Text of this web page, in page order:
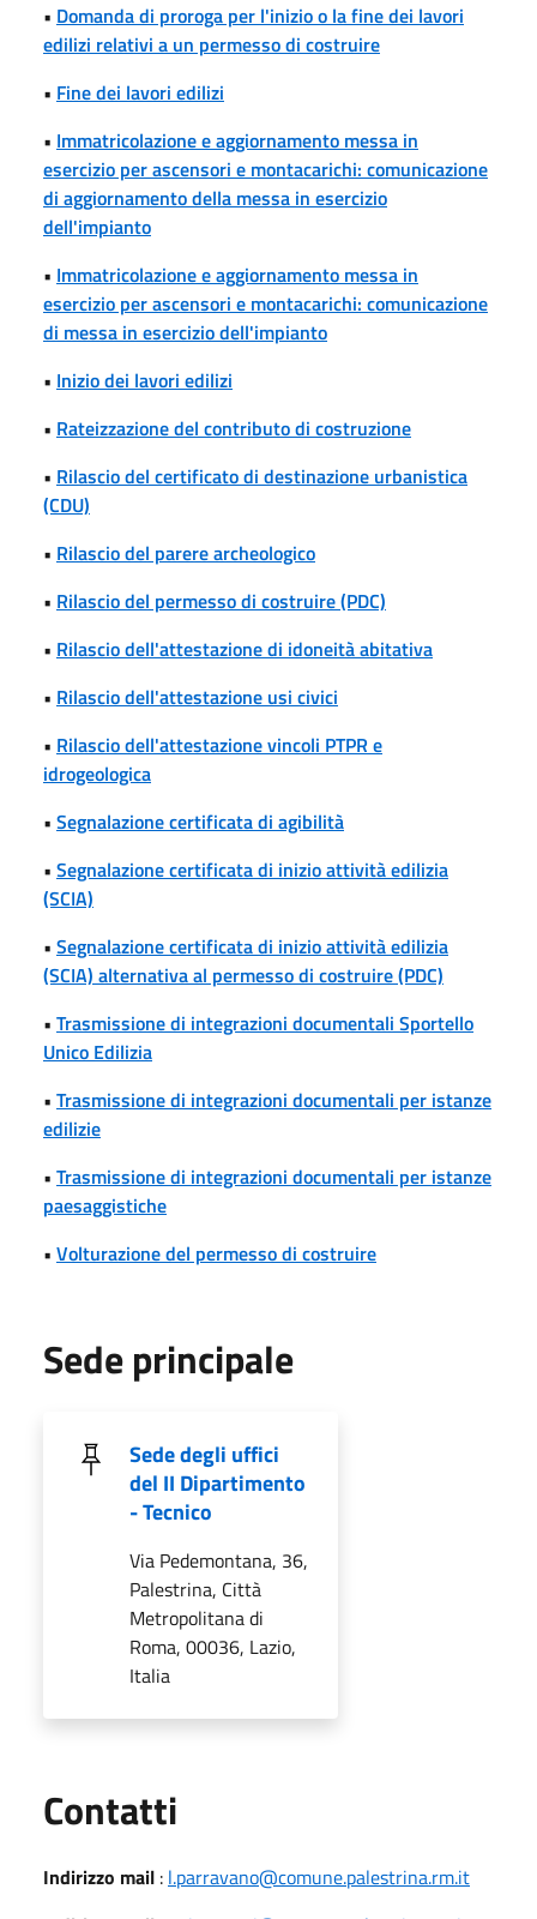
• Domanda di proroga per l'inizio o la fine dei lavori
edilizi relativi a un permesso di costruire
• Fine dei lavori edilizi
• Immatricolazione e aggiornamento messa in
esercizio per ascensori e montacarichi: comunicazione
di aggiornamento della messa in esercizio
dell'impianto
• Immatricolazione e aggiornamento messa in
esercizio per ascensori e montacarichi: comunicazione
di messa in esercizio dell'impianto
• Inizio dei lavori edilizi
• Rateizzazione del contributo di costruzione
• Rilascio del certificato di destinazione urbanistica
(CDU)
• Rilascio del parere archeologico
• Rilascio del permesso di costruire (PDC)
• Rilascio dell'attestazione di idoneità abitativa
• Rilascio dell'attestazione usi civici
• Rilascio dell'attestazione vincoli PTPR e
idrogeologica
• Segnalazione certificata di agibilità
• Segnalazione certificata di inizio attività edilizia
(SCIA)
• Segnalazione certificata di inizio attività edilizia
(SCIA) alternativa al permesso di costruire (PDC)
• Trasmissione di integrazioni documentali Sportello
Unico Edilizia
• Trasmissione di integrazioni documentali per istanze
edilizie
• Trasmissione di integrazioni documentali per istanze
paesaggistiche
• Volturazione del permesso di costruire
Sede principale
Sede degli uffici
del II Dipartimento
- Tecnico
Via Pedemontana, 36,
Palestrina, Città
Metropolitana di
Roma, 00036, Lazio,
Italia
Contatti
Indirizzo mail : l.parravano@comune.palestrina.rm.it